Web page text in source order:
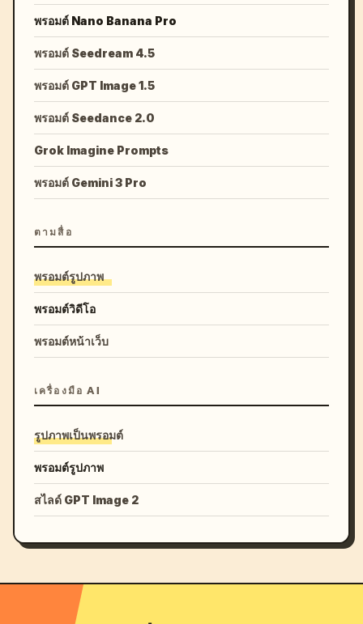
พรอมต์ Nano Banana Pro
พรอมต์ Seedream 4.5
พรอมต์ GPT Image 1.5
พรอมต์ Seedance 2.0
Grok Imagine Prompts
พรอมต์ Gemini 3 Pro
ตามสื่อ
พรอมต์รูปภาพ
พรอมต์วิดีโอ
พรอมต์หน้าเว็บ
เครื่องมือ AI
รูปภาพเป็นพรอมต์
พรอมต์รูปภาพ
สไลด์ GPT Image 2